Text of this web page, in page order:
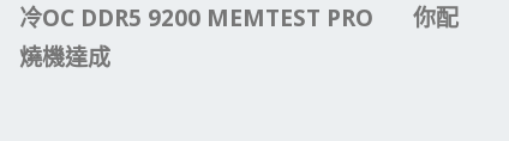
冷OC DDR5 9200 MEMTEST PRO
燒機達成
你配